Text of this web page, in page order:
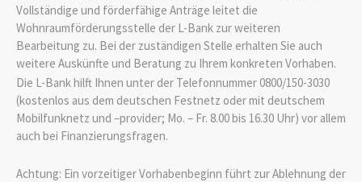
Vollständige und förderfähige Anträge leitet die
Wohnraumförderungsstelle der L-Bank zur weiteren
Bearbeitung zu. Bei der zuständigen Stelle erhalten Sie auch
weitere Auskünfte und Beratung zu Ihrem konkreten Vorhaben.
Die L-Bank hilft Ihnen unter der Telefonnummer 0800/150-3030
(kostenlos aus dem deutschen Festnetz oder mit deutschem
Mobilfunknetz und –provider; Mo. – Fr. 8.00 bis 16.30 Uhr) vor allem
auch bei Finanzierungsfragen.
Achtung: Ein vorzeitiger Vorhabenbeginn führt zur Ablehnung der